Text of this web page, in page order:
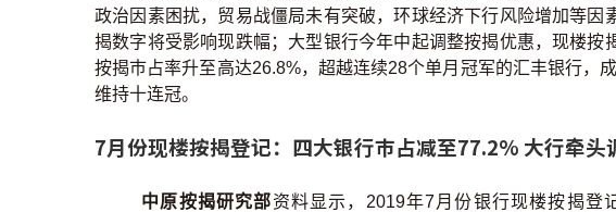
政治因素困扰，贸易战僵局未有突破，环球经济下行风险增加等
揭数字将受影响现跌幅；大型银行今年中起调整按揭优惠，现楼
按揭巿占率升至高达26.8%，超越连续28个单月冠军的汇丰银行，
维持十连冠。
7月份现楼按揭登记：四大银行巿占减至77.2% 大行牵头
中原按揭研究部资料显示，2019年7月份银行现楼按揭登